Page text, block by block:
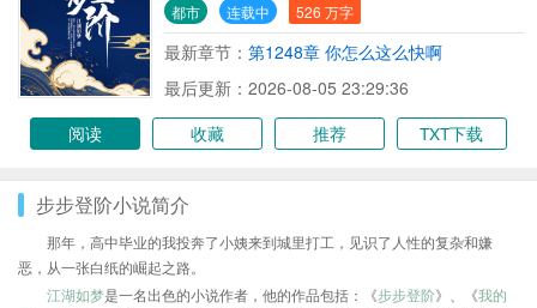
都市 连载中 526 万字
最新章节： 第1248章 你怎么这么快啊
最后更新：2026-08-05 23:29:36
阅读
收藏 推荐 TXT下载
步步登阶小说简介
那年，高中毕业的我投奔了小姨来到城里打工，见识了人性的复杂和嫌
恶，从一张白纸的崛起之路。
江湖如梦是一名出色的小说作者，他的作品包括：《步步登阶》、《我的